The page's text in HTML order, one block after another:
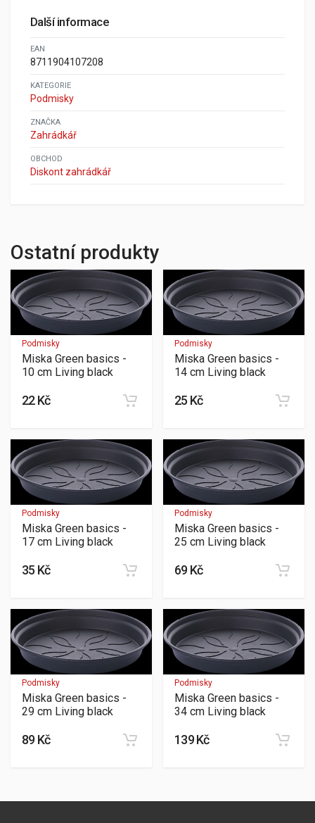
Další informace
EAN
8711904107208
KATEGORIE
Podmisky
ZNAČKA
Zahrádkář
OBCHOD
Diskont zahrádkář
Ostatní produkty
Podmisky
Miska Green basics -
10 cm Living black
22 Kč
Podmisky
Miska Green basics -
14 cm Living black
25 Kč
Podmisky
Miska Green basics -
17 cm Living black
35 Kč
Podmisky
Miska Green basics -
25 cm Living black
69 Kč
Podmisky
Miska Green basics -
29 cm Living black
89 Kč
Podmisky
Miska Green basics -
34 cm Living black
139 Kč